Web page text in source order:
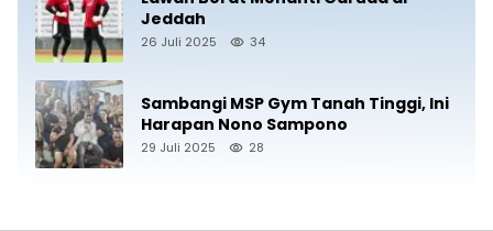
Jeddah
26 Juli 2025 34
Sambangi MSP Gym Tanah Tinggi, Ini
Harapan Nono Sampono
29 Juli 2025 28